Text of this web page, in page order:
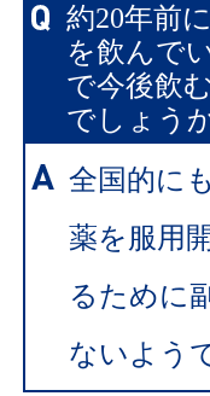
約20年前
を飲んで
で今後飲
でしょう
全国的に
薬を服用
るために
ないよう